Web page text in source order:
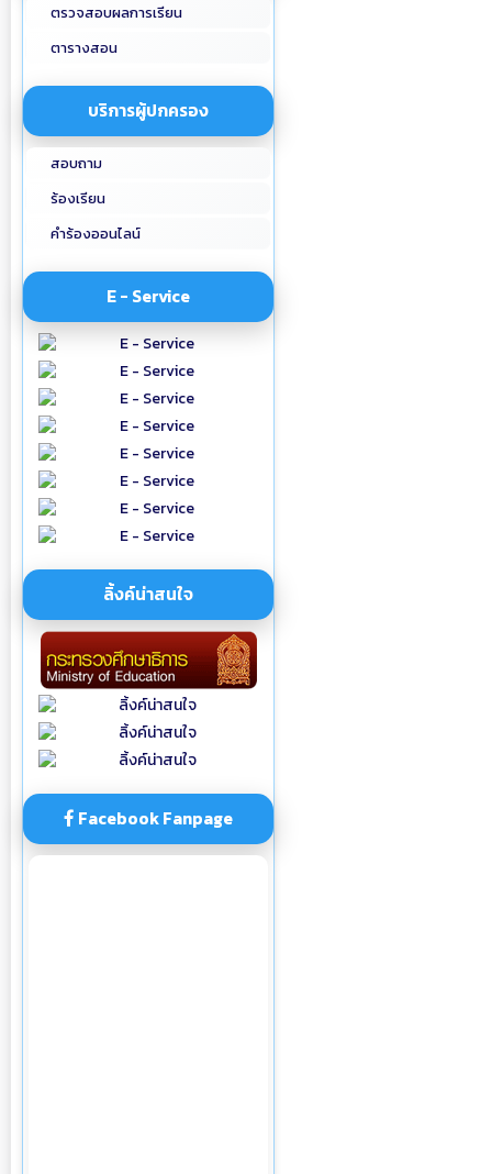
ตรวจสอบผลการเรียน
ตารางสอน
บริการผู้ปกครอง
สอบถาม
ร้องเรียน
คำร้องออนไลน์
E - Service
ลิ้งค์น่าสนใจ
Facebook Fanpage